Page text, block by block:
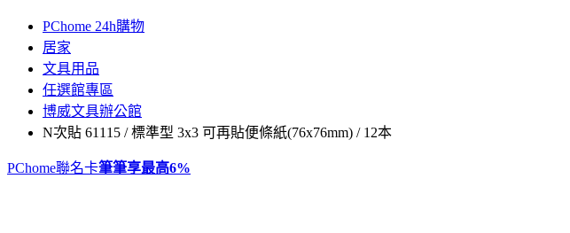
PChome 24h購物
居家
文具用品
任選館專區
博威文具辦公館
N次貼 61115 / 標準型 3x3 可再貼便條紙(76x76mm) / 12本
PChome聯名卡筆筆享最高6%